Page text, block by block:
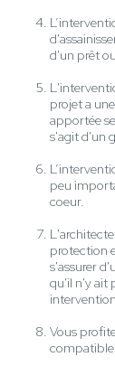
d'un prêt
projet a
apportée
s'agit d'un
peu
coeur.
protection
s'assurer
qu'il n'y ait
Vous
compatible